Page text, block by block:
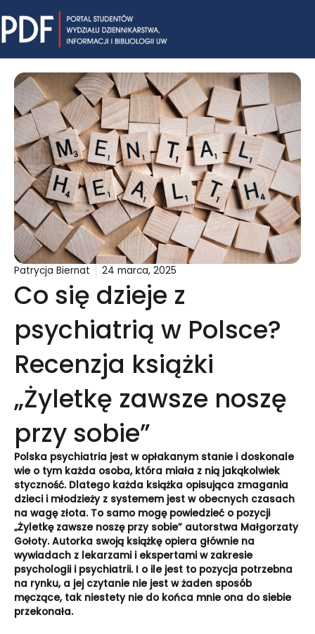
to
content
Patrycja Biernat 24 marca, 2025
Co się dzieje z
psychiatrią w Polsce?
Recenzja książki
„Żyletkę zawsze noszę
przy sobie”
Polska psychiatria jest w opłakanym stanie i doskonale
wie o tym każda osoba, która miała z nią jakąkolwiek
styczność. Dlatego każda książka opisująca zmagania
dzieci i młodzieży z systemem jest w obecnych czasach
na wagę złota. To samo mogę powiedzieć o pozycji
„Żyletkę zawsze noszę przy sobie” autorstwa Małgorzaty
Gołoty. Autorka swoją książkę opiera głównie na
wywiadach z lekarzami i ekspertami w zakresie
psychologii i psychiatrii. I o ile jest to pozycja potrzebna
na rynku, a jej czytanie nie jest w żaden sposób
męczące, tak niestety nie do końca mnie ona do siebie
przekonała.